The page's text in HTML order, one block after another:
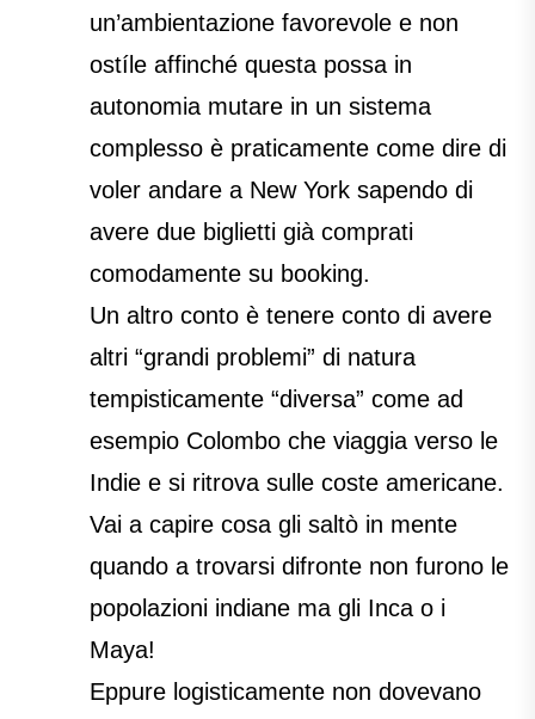
un’ambientazione favorevole e non
ostíle affinché questa possa in
autonomia mutare in un sistema
complesso è praticamente come dire di
voler andare a New York sapendo di
avere due biglietti già comprati
comodamente su booking.
Un altro conto è tenere conto di avere
altri “grandi problemi” di natura
tempisticamente “diversa” come ad
esempio Colombo che viaggia verso le
Indie e si ritrova sulle coste americane.
Vai a capire cosa gli saltò in mente
quando a trovarsi difronte non furono le
popolazioni indiane ma gli Inca o i
Maya!
Eppure logisticamente non dovevano